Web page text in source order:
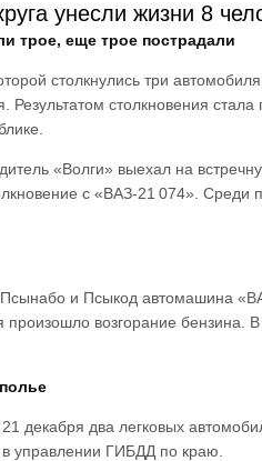
унесли жизни 8
трое, еще трое пострадали
столкнулись три
столкновения
«Волги» выехал на
с «ВАЗ-21 074». Среди
и Псыкод автомашина
возгорание бензина.
декабря два легковых
управлении ГИБДД по краю.